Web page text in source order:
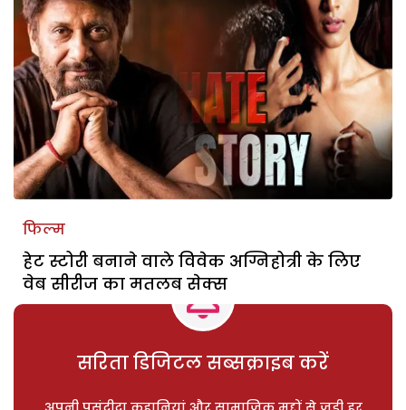
फिल्म
हेट स्टोरी बनाने वाले विवेक अग्निहोत्री के लिए
वेब सीरीज का मतलब सेक्स
सरिता डिजिटल सब्सक्राइब करें